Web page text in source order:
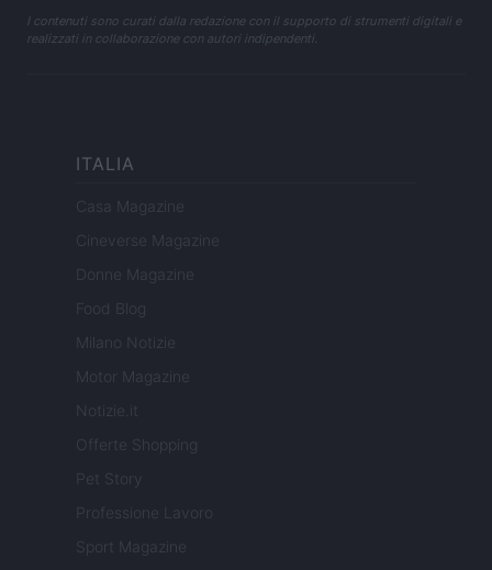
I contenuti sono curati dalla redazione con il supporto di strumenti digitali e
realizzati in collaborazione con autori indipendenti.
ITALIA
Casa Magazine
Cineverse Magazine
Donne Magazine
Food Blog
Milano Notizie
Motor Magazine
Notizie.it
Offerte Shopping
Pet Story
Professione Lavoro
Sport Magazine